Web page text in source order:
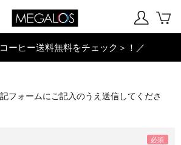
ーヒー送料無料をチェック＞！／
フォームにご記入のうえ送信してくださ